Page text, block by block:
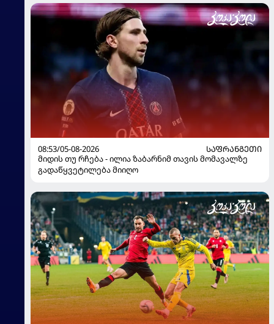
08:53/05-08-2026
ᲡᲐᲤᲠᲐᲜᲒᲔᲗᲘ
მიდის თუ რჩება - ილია ზაბარნიმ თავის მომავალზე
გადაწყვეტილება მიიღო